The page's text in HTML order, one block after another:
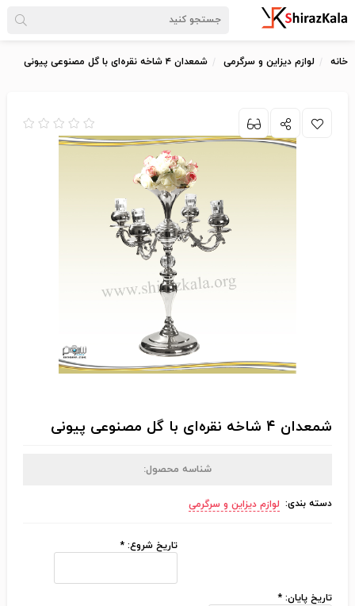
خانه لوازم دیزاین و سرگرمی شمعدان ۴ شاخه نقره‌ای با گل مصنوعی پیونی
شمعدان ۴ شاخه نقره‌ای با گل مصنوعی پیونی
شناسه محصول:
دسته بندی: لوازم دیزاین و سرگرمی
تاریخ شروع: *
تاریخ پایان: *